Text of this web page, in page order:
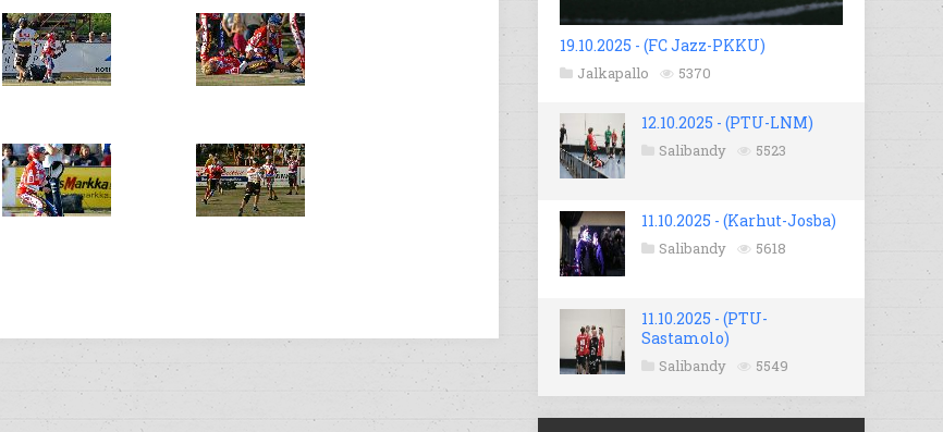
19.10.2025 - (FC Jazz-PKKU)
Jalkapallo 5370
12.10.2025 - (PTU-LNM)
Salibandy 5523
11.10.2025 - (Karhut-Josba)
Salibandy 5618
11.10.2025 - (PTU-
Sastamolo)
Salibandy 5549